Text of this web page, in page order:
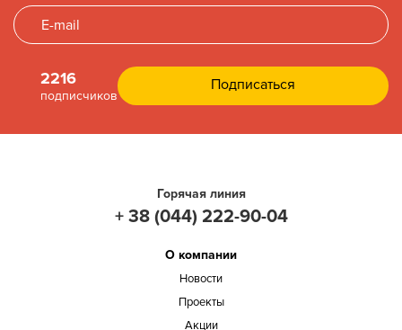
2216
подписчиков
Горячая линия
+ 38 (044) 222-90-04
О компании
Новости
Проекты
Акции